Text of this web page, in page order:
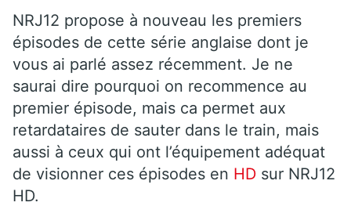
NRJ12 propose à nouveau les premiers
épisodes de cette série anglaise dont je
vous ai parlé assez récemment. Je ne
saurai dire pourquoi on recommence au
premier épisode, mais ca permet aux
retardataires de sauter dans le train, mais
aussi à ceux qui ont l’équipement adéquat
de visionner ces épisodes en HD sur NRJ12
HD.